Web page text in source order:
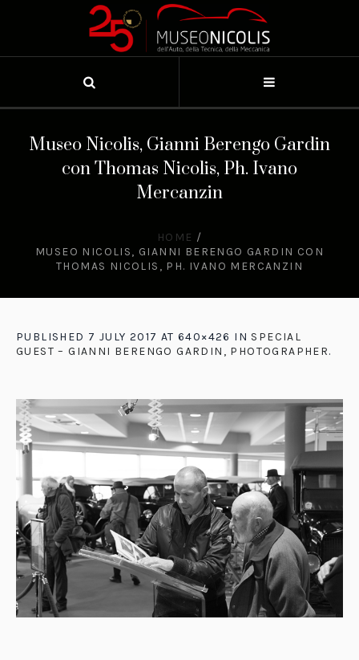
Museo Nicolis, Gianni Berengo Gardin
con Thomas Nicolis, Ph. Ivano
Mercanzin
HOME /
MUSEO NICOLIS, GIANNI BERENGO GARDIN CON
THOMAS NICOLIS, PH. IVANO MERCANZIN
PUBLISHED 7 JULY 2017 AT 640×426 IN SPECIAL
GUEST – GIANNI BERENGO GARDIN, PHOTOGRAPHER.